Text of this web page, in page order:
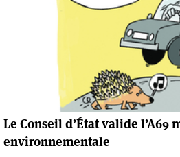
Le Conseil d’État valide l’A69
environnementale